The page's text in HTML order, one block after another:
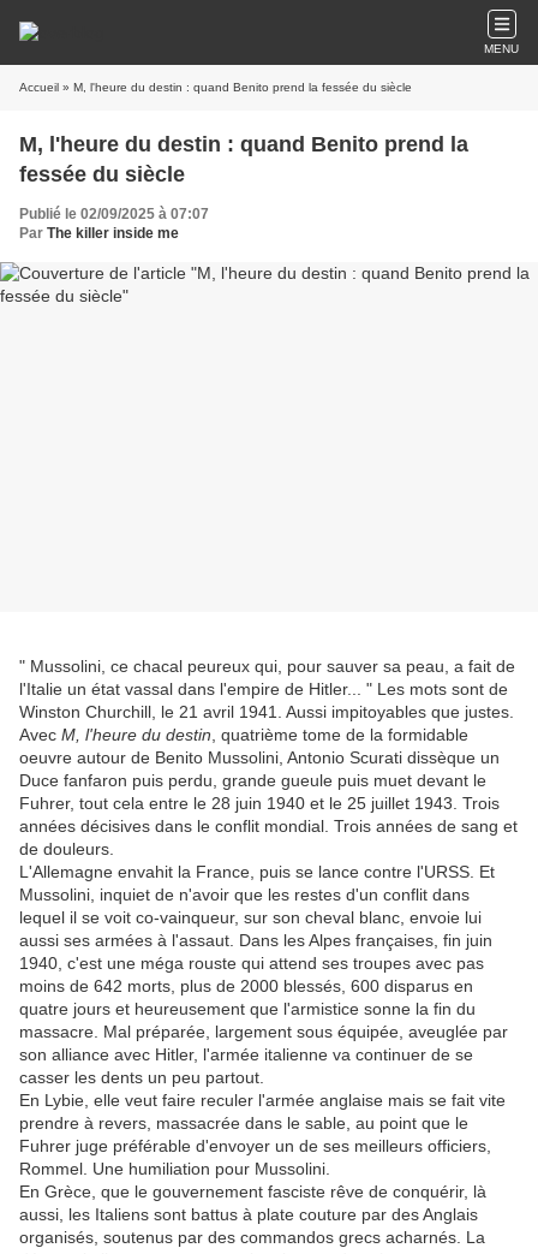
MENU
Accueil » M, l'heure du destin : quand Benito prend la fessée du siècle
M, l'heure du destin : quand Benito prend la
fessée du siècle
Publié le 02/09/2025 à 07:07
Par The killer inside me
" Mussolini, ce chacal peureux qui, pour sauver sa peau, a fait de
l'Italie un état vassal dans l'empire de Hitler... " Les mots sont de
Winston Churchill, le 21 avril 1941. Aussi impitoyables que justes.
Avec M, l'heure du destin , quatrième tome de la formidable
oeuvre autour de Benito Mussolini, Antonio Scurati dissèque un
Duce fanfaron puis perdu, grande gueule puis muet devant le
Fuhrer, tout cela entre le 28 juin 1940 et le 25 juillet 1943. Trois
années décisives dans le conflit mondial. Trois années de sang et
de douleurs.
L'Allemagne envahit la France, puis se lance contre l'URSS. Et
Mussolini, inquiet de n'avoir que les restes d'un conflit dans
lequel il se voit co-vainqueur, sur son cheval blanc, envoie lui
aussi ses armées à l'assaut. Dans les Alpes françaises, fin juin
1940, c'est une méga rouste qui attend ses troupes avec pas
moins de 642 morts, plus de 2000 blessés, 600 disparus en
quatre jours et heureusement que l'armistice sonne la fin du
massacre. Mal préparée, largement sous équipée, aveuglée par
son alliance avec Hitler, l'armée italienne va continuer de se
casser les dents un peu partout.
En Lybie, elle veut faire reculer l'armée anglaise mais se fait vite
prendre à revers, massacrée dans le sable, au point que le
Fuhrer juge préférable d'envoyer un de ses meilleurs officiers,
Rommel. Une humiliation pour Mussolini.
En Grèce, que le gouvernement fasciste rêve de conquérir, là
aussi, les Italiens sont battus à plate couture par des Anglais
organisés, soutenus par des commandos grecs acharnés. La